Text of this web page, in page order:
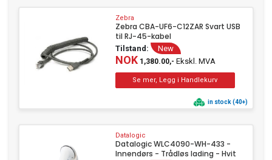
Zebra
Zebra CBA-UF6-C12ZAR Svart USB
til RJ-45-kabel
Tilstand: New
NOK1,380.00,- Ekskl. MVA
in stock (40+)
Datalogic
Datalogic WLC4090-WH-433 -
Innendørs - Trådløs lading - Hvit